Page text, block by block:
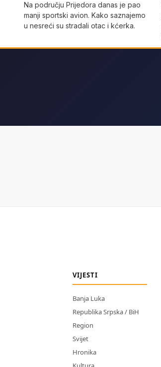
Na području Prijedora danas je pao
manji sportski avion. Kako saznajemo
u nesreći su stradali otac i kćerka.
VIJESTI
Banja Luka
Republika Srpska / BiH
Region
Svijet
Hronika